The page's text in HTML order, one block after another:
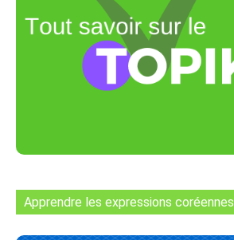
Apprendre les expressions coréennes